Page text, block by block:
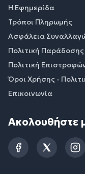
Η Εφημερίδα
Τρόποι Πληρωμής
Ασφάλεια
Πολιτική Παράδοσης
Πολιτική
Όροι Χρήσης -
Επικοινωνία
Ακολουθήστε
FacebookTwitter